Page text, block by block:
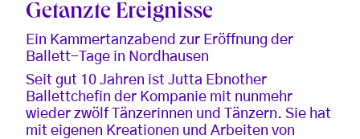
Getanzte Ereignisse
Ein Kammertanzabend zur Eröffnung der
Ballett-Tage in Nordhausen
Seit gut 10 Jahren ist Jutta Ebnother
Ballettchefin der Kompanie mit nunmehr
wieder zwölf Tänzerinnen und Tänzern. Sie hat
mit eigenen Kreationen und Arbeiten von